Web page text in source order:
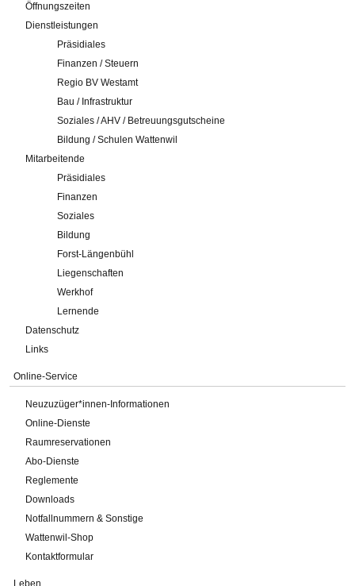
Öffnungszeiten
Dienstleistungen
Präsidiales
Finanzen / Steuern
Regio BV Westamt
Bau / Infrastruktur
Soziales / AHV / Betreuungsgutscheine
Bildung / Schulen Wattenwil
Mitarbeitende
Präsidiales
Finanzen
Soziales
Bildung
Forst-Längenbühl
Liegenschaften
Werkhof
Lernende
Datenschutz
Links
Online-Service
Neuzuzüger*innen-Informationen
Online-Dienste
Raumreservationen
Abo-Dienste
Reglemente
Downloads
Notfallnummern & Sonstige
Wattenwil-Shop
Kontaktformular
Leben